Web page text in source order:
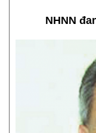
NHNN